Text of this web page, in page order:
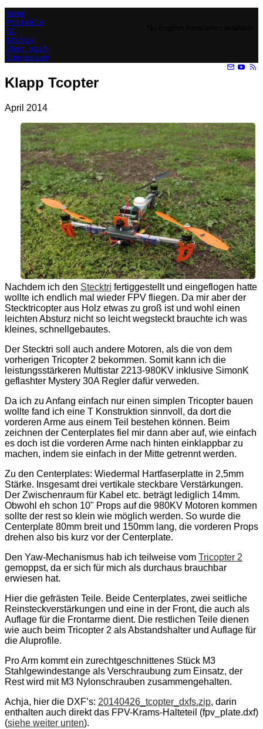
Home
Projekte
RC
Archiv
Über mich
Impressum
Klapp Tcopter
April 2014
Nachdem ich den Stecktri fertiggestellt und eingeflogen hatte
wollte ich endlich mal wieder FPV fliegen. Da mir aber der
Stecktricopter aus Holz etwas zu groß ist und wohl einen
leichten Absturz nicht so leicht wegsteckt brauchte ich was
kleines, schnellgebautes.
Der Stecktri soll auch andere Motoren, als die von dem
vorherigen Tricopter 2 bekommen. Somit kann ich die
leistungsstärkeren Multistar 2213-980KV inklusive SimonK
geflashter Mystery 30A Regler dafür verweden.
Da ich zu Anfang einfach nur einen simplen Tricopter bauen
wollte fand ich eine T Konstruktion sinnvoll, da dort die
vorderen Arme aus einem Teil bestehen können. Beim
zeichnen der Centerplates fiel mir dann aber auf, wie einfach
es doch ist die vorderen Arme nach hinten einklappbar zu
machen, indem sie einfach in der Mitte getrennt werden.
Zu den Centerplates: Wiedermal Hartfaserplatte in 2,5mm
Stärke. Insgesamt drei vertikale steckbare Verstärkungen.
Der Zwischenraum für Kabel etc. beträgt lediglich 14mm.
Obwohl eh schon 10" Props auf die 980KV Motoren kommen
sollte der rest so klein wie möglich werden. So wurde die
Centerplate 80mm breit und 150mm lang, die vorderen Props
drehen also bis kurz vor der Centerplate.
Den Yaw-Mechanismus hab ich teilweise vom Tricopter 2
gemoppst, da er sich für mich als durchaus brauchbar
erwiesen hat.
Hier die gefrästen Teile. Beide Centerplates, zwei seitliche
Reinsteckverstärkungen und eine in der Front, die auch als
Auflage für die Frontarme dient. Die restlichen Teile dienen
wie auch beim Tricopter 2 als Abstandshalter und Auflage für
die Aluprofile.
Pro Arm kommt ein zurechtgeschnittenes Stück M3
Stahlgewindestange als Verschraubung zum Einsatz, der
Rest wird mit M3 Nylonschrauben zusammengehalten.
Achja, hier die DXF’s: 20140426_tcopter_dxfs.zip, darin
enthalten auch direkt das FPV-Krams-Halteteil (fpv_plate.dxf)
(siehe weiter unten).